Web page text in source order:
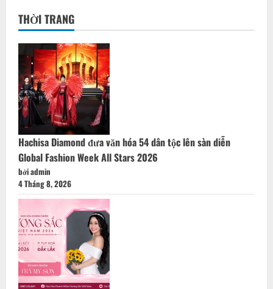
THỜI TRANG
Hachisa Diamond đưa văn hóa 54 dân tộc lên sàn diễn
Global Fashion Week All Stars 2026
bởi admin
4 Tháng 8, 2026